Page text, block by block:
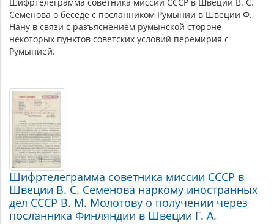
Семенова о беседе с посланником Румынии в Швеции Ф.
Нану в связи с разъяснением румынской стороне
некоторых пунктов советских условий перемирия с
Румынией.
Шифртелеграмма советника миссии СССР в
Швеции В. С. Семенова наркому иностранных
дел СССР В. М. Молотову о получении через
посланника Финляндии в Швеции Г. А.